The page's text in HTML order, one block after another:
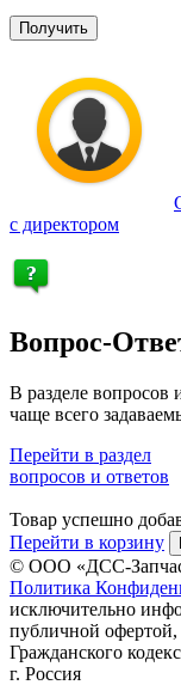
Получить
с директором
Вопрос-
В разделе вопросов
чаще всего
Перейти в раздел
вопросов и ответов
Товар успешно
Перейти в корзину
© ООО «ДСС-
Политика
исключительно
публичной
Гражданского
г. Россия